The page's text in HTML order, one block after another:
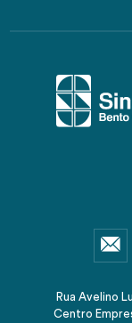
Rua Avelino
Centro